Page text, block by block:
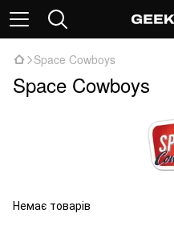
Space Cowboys
Space Cowboys
Немає товарів